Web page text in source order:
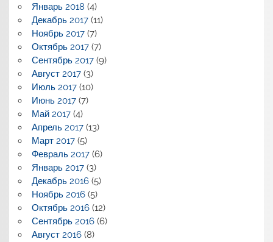
Январь 2018 (4)
Декабрь 2017(11)
Ноябрь 2017(7)
Октябрь 2017(7)
Сентябрь 2017(9)
Август 2017(3)
Июль 2017(10)
Июнь 2017(7)
Май 2017(4)
Апрель 2017(13)
Март 2017(5)
Февраль 2017(6)
Январь 2017(3)
Декабрь 2016(5)
Ноябрь 2016(5)
Октябрь 2016(12)
Сентябрь 2016(6)
Август 2016(8)